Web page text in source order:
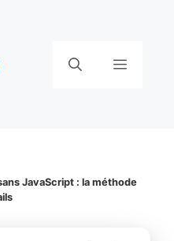
Menu
JavaScript : la méthode